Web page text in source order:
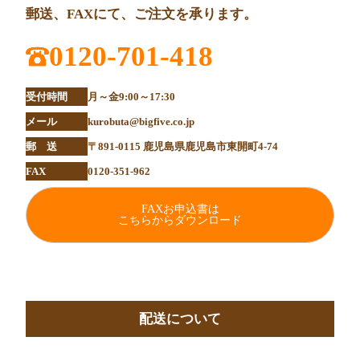
郵送、FAXにて、ご注文を承ります。
0120-701-418
受付時間 月～金9:00～17:30
メール kurobuta@bigfive.co.jp
郵 送 〒891-0115 鹿児島県鹿児島市東開町4-74
FAX 0120-351-962
FAXお申込書は
こちらからダウンロード
配送について